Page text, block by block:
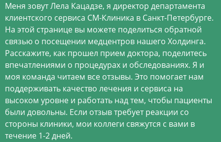
Меня зовут Лела Кацадзе, я директор департамента
клиентского сервиса СМ-Клиника в Санкт-Петербурге.
На этой странице вы можете поделиться обратной
связью о посещении медцентров нашего Холдинга.
Расскажите, как прошел прием доктора, поделитесь
впечатлениями о процедурах и обследованиях. Я и
моя команда читаем все отзывы. Это помогает нам
поддерживать качество лечения и сервиса на
высоком уровне и работать над тем, чтобы пациенты
были довольны. Если отзыв требует реакции со
стороны клиники, мои коллеги свяжутся с вами в
течение 1-2 дней.